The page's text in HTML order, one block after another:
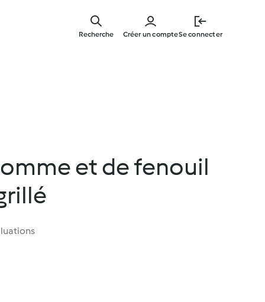
main
Créer un compteSe connecter
Recherche
et de fenouil